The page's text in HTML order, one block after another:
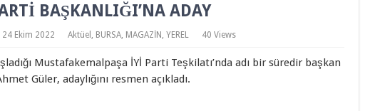
BAŞKANLIĞI’NA ADAY
24 Ekim 2022 Aktüel , BURSA, MAGAZİN , YEREL 40 Views
Mustafakemalpaşa İYİ Parti Teşkilatı’nda adı bir süredir başkan
Güler, adaylığını resmen açıkladı.